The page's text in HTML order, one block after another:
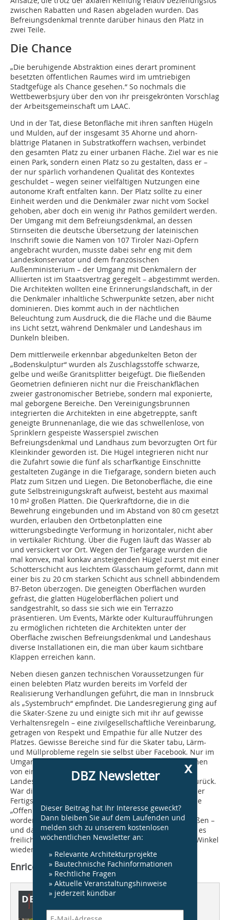
zwischen Rabatten und Rasen abgeladen wurden. Das
Befreiungsdenkmal trennte darüber hinaus den Platz in
zwei Teile.
Die Chance
„Die beruhigende Abstraktion eines derart prominent
besetzten öffentlichen Raumes wird im umtriebigen
Stadtgefüge als Chance gesehen.“ So nochmals die
Wettbewerbsjury über den von ihr preisgekrönten Vorschlag
der Arbeitsgemeinschaft um LAAC.
Und in der Tat, diese Betonfläche mit ihren sanften Hügeln
und Mulden, auf der insgesamt 35 Ahorne und ahorn-
blättrige Platanen in Substratkoffern wachsen, verbindet
den gesamten Platz zu einer urbanen Fläche. Ziel war es nie
einen Park, sondern einen Platz so zu gestalten, dass er –
der nur spärlich vorhandenen Qualität des Kontextes
geschuldet – wegen seiner vielfältigen Nutzungen eine
autonome Kraft entfalten kann. Der Platz sollte zu einer
Einheit werden und die Denkmäler zwar nicht vom Sockel
gehoben, aber doch ein wenig ihr Pathos gemildert werden.
Der Umgang mit dem Befreiungsdenkmal, an dessen
Stirnseiten die deutsche Übersetzung der lateinischen
Inschrift sowie die Namen von 107 Tiroler Nazi-Opfern
angebracht wurden, musste dabei sehr eng mit dem
Landeskonservator und dem französischen
Außenministerium – der Umgang mit Denkmälern der
Alliierten ist im Staatsvertrag geregelt – abgestimmt werden.
Die Architekten wollten eine Erinnerungslandschaft, in der
die Denkmäler inhaltliche Schwerpunkte setzen, aber nicht
dominieren. Dies kommt auch in der nächtlichen
Beleuchtung zum Ausdruck, die die Fläche und die Bäume
ins Licht setzt, während Denkmäler und Landeshaus im
Dunkeln bleiben.
Dem mittlerweile erkennbar abgedunkelten Beton der
„Boden­skulptur“ wurden als Zuschlagsstoffe schwarze,
gelbe und weiße Granitsplitter beigefügt. Die fließenden
Geometrien definieren nicht nur die Freischankflächen
zweier gastronomischer Betriebe, sondern mal exponierte,
mal geborgene Bereiche. Den Vereinigungsbrunnen
integrierten die Architekten in eine abgetreppte, sanft
geneigte Brunnenanlage, die wie das schwellenlose, von
Sprinklern gespeiste Wasserspiel zwischen
Befreiungsdenkmal und Landhaus zum bevorzugten Ort für
Kleinkinder geworden ist. Die Hügel integrieren nicht nur
die Zufahrt sowie die fünf als scharfkantige Einschnitte
gestalteten Zugänge in die Tiefgarage, sondern bieten auch
Platz zum Sitzen und Liegen. Die Betonoberfläche, die eine
gute Selbstreinigungskraft aufweist, besteht aus maximal
10 m² großen Platten. Die Querkraftdorne, die in die
Bewehrung eingebunden und im Abstand von 80 cm gesetzt
wurden, erlauben den Ortbetonplatten eine
witterungsbedingte Verformung in horizontaler, nicht aber
in vertikaler Richtung. Über die Fugen läuft das Wasser ab
und versickert vor Ort. Wegen der Tiefgarage wurden die
mal konvex, mal konkav ansteigenden Hügel zuerst mit einer
Schotterschicht aus leichtem Glasschaum geformt, dann mit
einer bis zu 20 cm starken Schicht aus schnell abbindendem
B7-Beton überzogen. Die geneigten Oberflächen wurden
gefräst, die glatten Hügeloberflächen poliert und
sandgestrahlt, so dass sie sich wie ein Terrazzo
präsentieren. Um Events, Märkte oder Kulturaufführungen
zu ermöglichen richteten die Architekten unter der
Oberfläche zwischen Befreiungsdenkmal und Landeshaus
diverse Installationen ein, die man über kaum sichtbare
Klappen erreichen kann.
Neben diesen ganzen technischen Voraussetzungen für
einen belebten Platz wurden bereits im Vorfeld der
Realisierung Verhandlungen geführt, die man in Innsbruck
als „Systembruch“ empfindet. Die Landesregierung ging auf
die Skater-Szene zu und einigte sich mit ihr auf gewisse
Verhaltensregeln – eine zivilgesellschaftliche Vereinbarung,
getragen von Respekt und Empathie für alle Nutzer des
Platzes. Gewisse Bereiche sind für die Skater tabu, Lärm-
und Müllprobleme regeln sie selbst über Facebook. Nur im
Umgang mit dem Befreiungsdenkmal fällt die inzwischen
von einer anderen politischen Mehrheit getragene
Landesregierung hinter einmal erreichte Positionen zurück.
War die Öffnung der Gitter zwischen den Säulen bei der
Fertigstellung im Frühjahr 2011 noch als Symbol für die
„Offenheit der österreichischen Gesellschaft“ gefeiert
worden, ließ man die Gitter mittlerweile wieder schließen –
und das Kreuz strahlen. In der Landesverwaltung gibt es
freilich derzeit Bestrebungen, die Gitter in einem 45°-Winkel
wieder zu öffnen.
Enrico Santifaller, Frankfurt a.M.
Dieser Artikel erschien in
DBZ 10/2013
x
DBZ Newsletter
Dieser Beitrag hat Ihr Interesse geweckt?
Dann bleiben Sie auf dem Laufenden und
melden sich zu unserem kostenlosen
wöchentlichen Newsletter an:
» Relevante Architekturprojekte
» Bautechnische Fachinformationen
» Rechtliche Fragen
» Aktuelle Veranstaltungshinweise
» jederzeit kündbar